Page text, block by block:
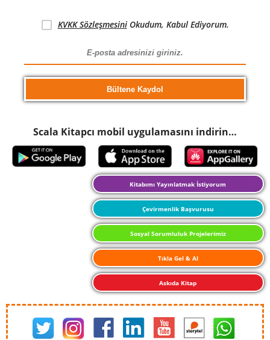
KVKK SözleşmesiniOkudum, Kabul Ediyorum.
Scala Kitapcı mobil uygulamasını indirin…
Kitabımı Yayınlatmak İstiyorum
Çevirmenlik Başvurusu
Sosyal Sorumluluk Projelerimiz
Tıkla Gel & Al
Askıda Kitap